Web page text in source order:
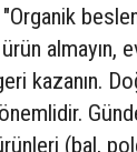
almayın,
kazanın.
(bal,